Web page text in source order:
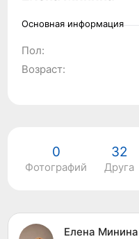
Основная информация
Пол:
Возраст:
0
Фотографий
32
Друга
Елена Минина